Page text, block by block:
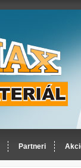
Partneri